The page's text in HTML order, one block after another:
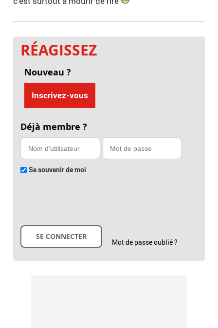
RÉAGISSEZ
Nouveau ?
Inscrivez-vous
Déjà membre ?
Se souvenir de moi
Mot de passe oublié ?